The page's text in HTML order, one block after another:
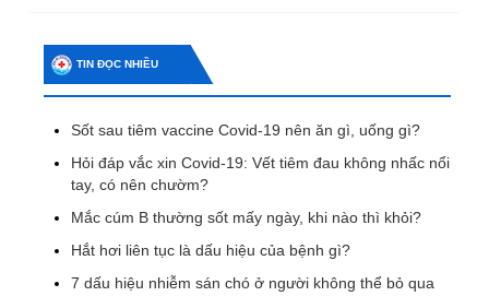
TIN ĐỌC NHIỀU
Sốt sau tiêm vaccine Covid-19 nên ăn gì, uống gì?
Hỏi đáp vắc xin Covid-19: Vết tiêm đau không nhấc nổi
tay, có nên chườm?
Mắc cúm B thường sốt mấy ngày, khi nào thì khỏi?
Hắt hơi liên tục là dấu hiệu của bệnh gì?
7 dấu hiệu nhiễm sán chó ở người không thể bỏ qua